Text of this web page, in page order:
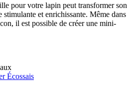
pour votre lapin peut transformer son
et enrichissante. Même dans
il est possible de créer une mini-
Écossais